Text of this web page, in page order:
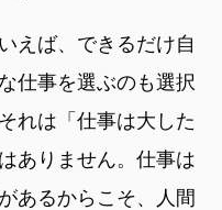
えば、できるだけ自
仕事を選ぶのも選択
れは「仕事は大した
ありません。仕事は
あるからこそ、人間